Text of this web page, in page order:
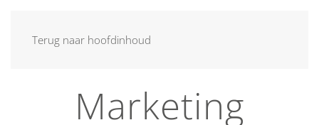
Terug naar hoofdinhoud
Marketing